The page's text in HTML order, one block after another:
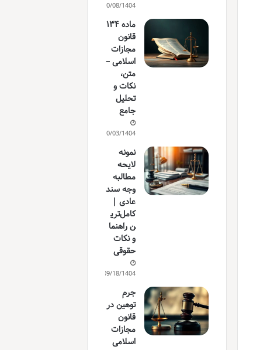
10/08/1404
ماده ۱۳۴
قانون
مجازات
اسلامی –
متن،
نکات و
تحلیل
جامع
10/03/1404
نمونه
لایحه
مطالبه
وجه سند
عادی |
کامل‌تری
ن راهنما
و نکات
حقوقی
09/18/1404
جرم
توهین در
قانون
مجازات
اسلامی